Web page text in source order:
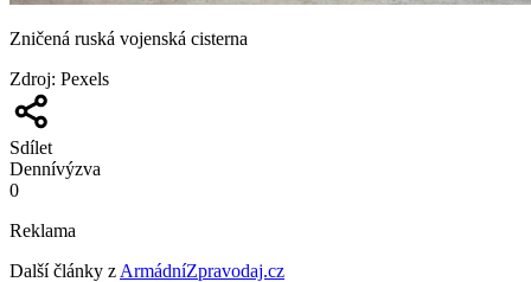
Zničená ruská vojenská cisterna
Zdroj: Pexels
Sdílet
Dennívýzva
0
Reklama
Další články z ArmádníZpravodaj.cz